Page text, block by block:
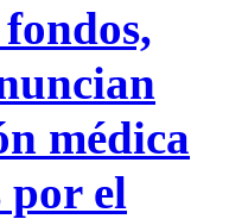
médica
por el